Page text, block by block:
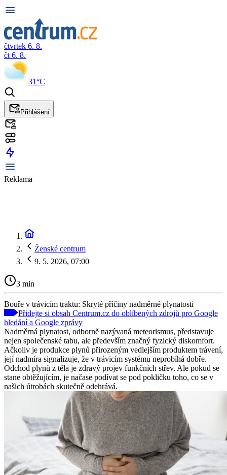
čtvrtek 6. 8.
čt 6. 8.
31°C
Přihlášení
Reklama
Ženské centrum
9. 5. 2026, 07:00
3 min
Bouře v trávicím traktu: Skryté příčiny nadměrné plynatosti
Přidejte si obsah Centrum.cz do oblíbených zdrojů pro Google
hledání a Google zprávy
Nadměrná plynatost, odborně nazývaná meteorismus, představuje
nejen společenské tabu, ale především značný fyzický diskomfort.
Ačkoliv je produkce plynů přirozeným vedlejším produktem trávení,
její nadmíra signalizuje, že v trávicím systému neprobíhá dobře.
Odchod plynů z těla je zdravý projev funkčních střev. Ale pokud se
stane obtěžujícím, je načase podívat se pod pokličku toho, co se v
našich útrobách skutečně odehrává.